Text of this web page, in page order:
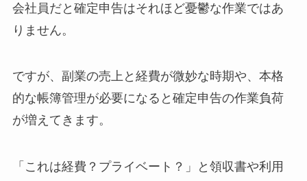
会社員だと確定申告はそれほど憂鬱な作業ではあ
りません。
ですが、副業の売上と経費が微妙な時期や、本格
的な帳簿管理が必要になると確定申告の作業負荷
が増えてきます。
「これは経費？プライベート？」と領収書や利用